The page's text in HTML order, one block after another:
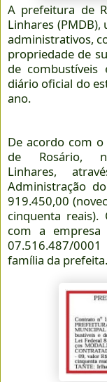
A prefeitura de
Linhares
administrativos,
propriedade de
de combustíveis
diário oficial do
ano.
De acordo com
de Rosário,
Linhares,
Administração
919.450,00
cinquenta
com a empresa
07.516.487/
família da prefeita.